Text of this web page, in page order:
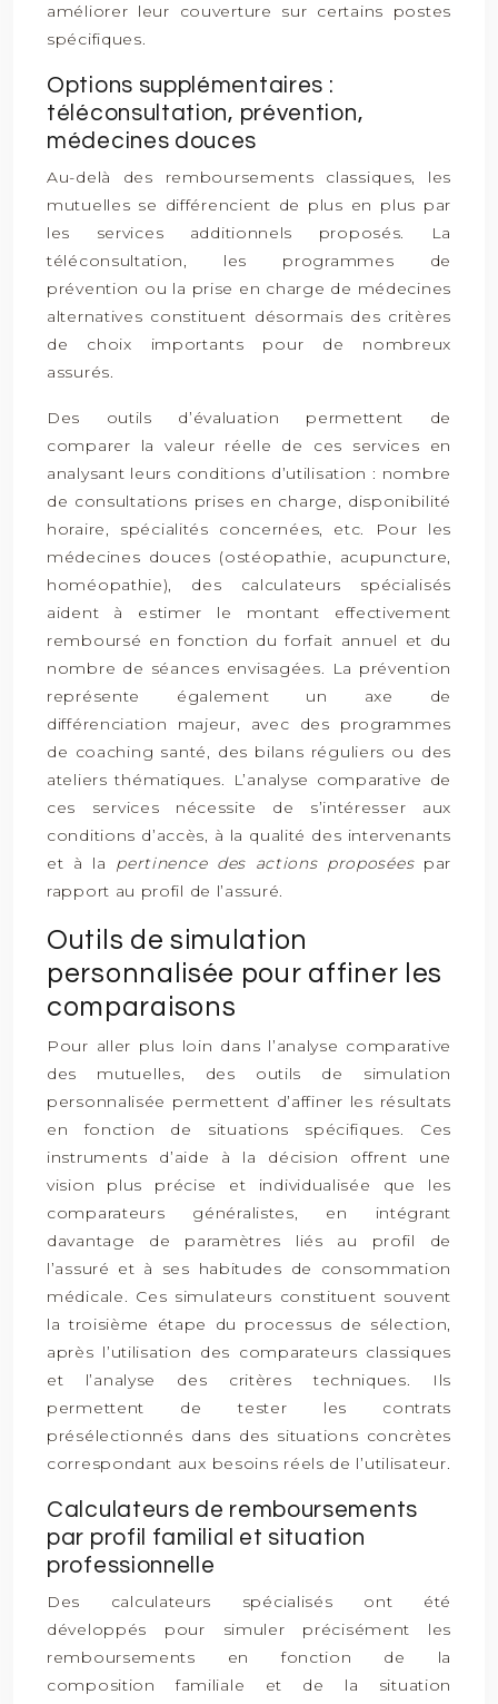
améliorer leur couverture sur certains postes
spécifiques.
Options supplémentaires :
téléconsultation, prévention,
médecines douces
Au-delà des remboursements classiques, les
mutuelles se différencient de plus en plus par
les services additionnels proposés. La
téléconsultation, les programmes de
prévention ou la prise en charge de médecines
alternatives constituent désormais des critères
de choix importants pour de nombreux
assurés.
Des outils d’évaluation permettent de
comparer la valeur réelle de ces services en
analysant leurs conditions d’utilisation : nombre
de consultations prises en charge, disponibilité
horaire, spécialités concernées, etc. Pour les
médecines douces (ostéopathie, acupuncture,
homéopathie), des calculateurs spécialisés
aident à estimer le montant effectivement
remboursé en fonction du forfait annuel et du
nombre de séances envisagées. La prévention
représente également un axe de
différenciation majeur, avec des programmes
de coaching santé, des bilans réguliers ou des
ateliers thématiques. L’analyse comparative de
ces services nécessite de s’intéresser aux
conditions d’accès, à la qualité des intervenants
et à la pertinence des actions proposées par
rapport au profil de l’assuré.
Outils de simulation
personnalisée pour affiner les
comparaisons
Pour aller plus loin dans l’analyse comparative
des mutuelles, des outils de simulation
personnalisée permettent d’affiner les résultats
en fonction de situations spécifiques. Ces
instruments d’aide à la décision offrent une
vision plus précise et individualisée que les
comparateurs généralistes, en intégrant
davantage de paramètres liés au profil de
l’assuré et à ses habitudes de consommation
médicale. Ces simulateurs constituent souvent
la troisième étape du processus de sélection,
après l’utilisation des comparateurs classiques
et l’analyse des critères techniques. Ils
permettent de tester les contrats
présélectionnés dans des situations concrètes
correspondant aux besoins réels de l’utilisateur.
Calculateurs de remboursements
par profil familial et situation
professionnelle
Des calculateurs spécialisés ont été
développés pour simuler précisément les
remboursements en fonction de la
composition familiale et de la situation